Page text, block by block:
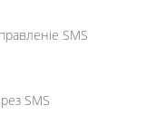
SMS
SMS